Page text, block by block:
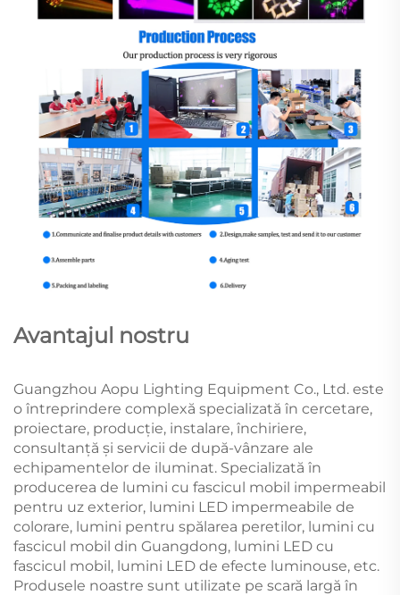
Avantajul nostru
Guangzhou Aopu Lighting Equipment Co., Ltd. este
o întreprindere complexă specializată în cercetare,
proiectare, producție, instalare, închiriere,
consultanță și servicii de după-vânzare ale
echipamentelor de iluminat. Specializată în
producerea de lumini cu fascicul mobil impermeabil
pentru uz exterior, lumini LED impermeabile de
colorare, lumini pentru spălarea peretilor, lumini cu
fascicul mobil din Guangdong, lumini LED cu
fascicul mobil, lumini LED de efecte luminouse, etc.
Produsele noastre sunt utilizate pe scară largă în